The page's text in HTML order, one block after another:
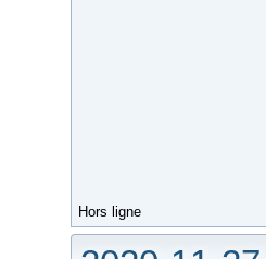
Hors ligne